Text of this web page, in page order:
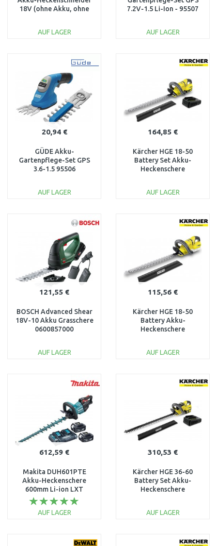
18V (ohne Akku, ohne
AUF LAGER
Vergleichen
7.2V-1.5 Li-Ion - 95507
AUF LAGER
20,94 €
GÜDE Akku-
Gartenpflege-Set GPS
3.6-1.5 95506
AUF LAGER
Vergleichen
164,85 €
Kärcher HGE 18-50
Battery Set Akku-
Heckenschere
AUF LAGER
121,55 €
BOSCH Advanced Shear
18V-10 Akku Grasschere
0600857000
AUF LAGER
115,56 €
Kärcher HGE 18-50
Battery Akku-
Heckenschere
AUF LAGER
612,59 €
Makita DUH601PTE
Akku-Heckenschere
600mm Li-ion LXT
(2x5,0Ah/18V)
AUF LAGER
310,53 €
Kärcher HGE 36-60
Battery Set Akku-
Heckenschere
AUF LAGER